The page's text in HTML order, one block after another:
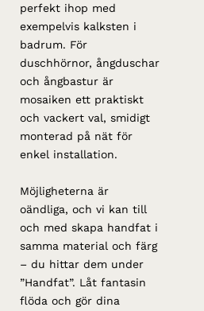
perfekt ihop med
exempelvis kalksten i
badrum. För
duschhörnor, ångduschar
och ångbastur är
mosaiken ett praktiskt
och vackert val, smidigt
monterad på nät för
enkel installation.
Möjligheterna är
oändliga, och vi kan till
och med skapa handfat i
samma material och färg
– du hittar dem under
”Handfat”. Låt fantasin
flöda och gör dina